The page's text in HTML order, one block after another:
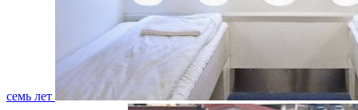
семь лет